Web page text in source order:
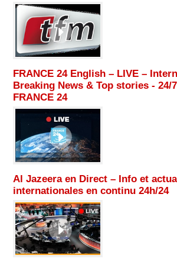
FRANCE 24 English – LIVE –
Breaking News & Top stories - 24/
FRANCE 24
Al Jazeera en Direct – Info et
internationales en continu 24h/24